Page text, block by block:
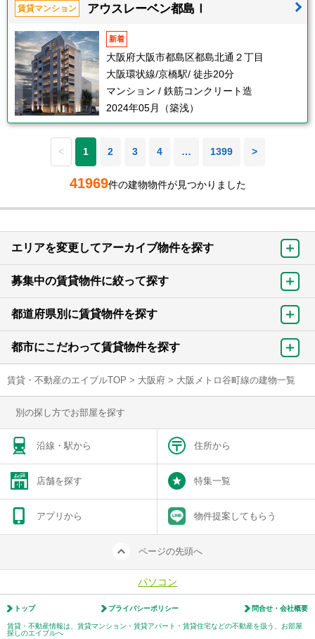
賃貸マンション アウスレーベン都島Ⅰ
新着
大阪府大阪市都島区都島北通２丁目
大阪環状線/京橋駅/ 徒歩20分
マンション / 鉄筋コンクリート造
2024年05月（築浅）
< 1 2 3 4 … 1399 >
41969件の建物物件が見つかりました
エリアを変更してアーカイブ物件を探す
募集中の賃貸物件に絞って探す
都道府県別に賃貸物件を探す
都市にこだわって賃貸物件を探す
賃貸・不動産のエイブルTOP > 大阪府 > 大阪メトロ谷町線の建物一覧
別の探し方でお部屋を探す
沿線・駅から 住所から
店舗を探す 特集一覧
アプリから 物件提案してもらう
ページの先頭へ
パソコン
トップ プライバシーポリシー 問合せ・会社概要
賃貸・不動産情報は、賃貸マンション・賃貸アパート・賃貸住宅などの不動産を扱う、お部屋
探しのエイブルへ